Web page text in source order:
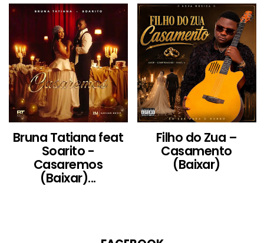
Bruna Tatiana feat
Soarito -
Casaremos
(Baixar)...
Filho do Zua –
Casamento
(Baixar)